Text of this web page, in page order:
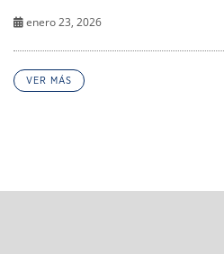
enero 23, 2026
VER MÁS